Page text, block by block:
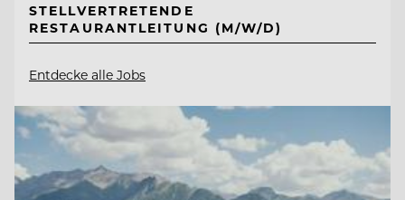
STELLVERTRETENDE
RESTAURANTLEITUNG (M/W/D)
Entdecke alle Jobs